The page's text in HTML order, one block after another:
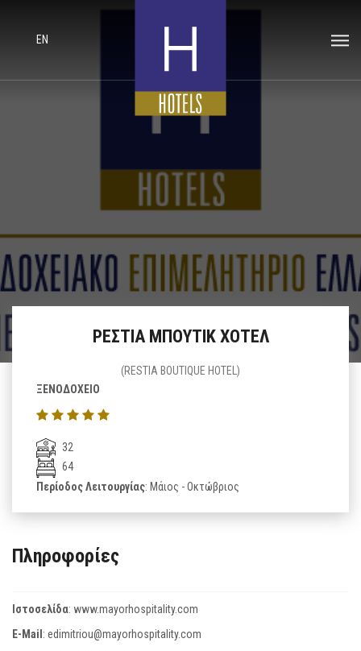
EN
ΡΕΣΤΙΑ ΜΠΟΥΤΙΚ ΧΟΤΕΛ
(RESTIA BOUTIQUE HOTEL)
ΞΕΝΟΔΟΧΕΙΟ
32
64
Περίοδος Λειτουργίας: Μάιος - Οκτώβριος
Πληροφορίες
Ιστοσελίδα: www.mayorhospitality.com
E-Mail: edimitriou@mayorhospitality.com